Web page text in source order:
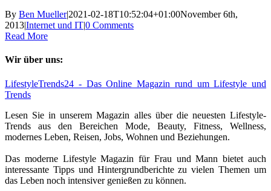
By Ben Mueller|2021-02-18T10:52:04+01:00November 6th,
2013|Internet und IT|0 Comments
Read More
Wir über uns:
LifestyleTrends24 - Das Online Magazin rund um Lifestyle und
Trends
Lesen Sie in unserem Magazin alles über die neuesten Lifestyle-
Trends aus den Bereichen Mode, Beauty, Fitness, Wellness,
modernes Leben, Reisen, Jobs, Wohnen und Beziehungen.
Das moderne Lifestyle Magazin für Frau und Mann bietet auch
interessante Tipps und Hintergrundberichte zu vielen Themen um
das Leben noch intensiver genießen zu können.